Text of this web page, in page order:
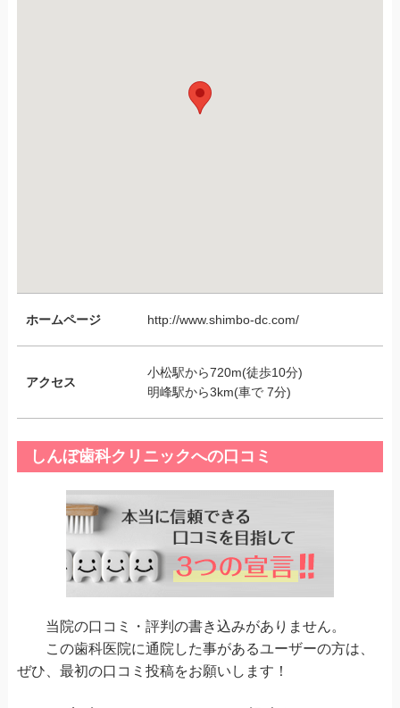
ホームページ http://www.shimbo-dc.com/
アクセス
小松駅から720m(徒歩10分)
明峰駅から3km(車で 7分)
しんぼ歯科クリニックへの口コミ
当院の口コミ・評判の書き込みがありません。
この歯科医院に通院した事があるユーザーの方は、
ぜひ、最初の口コミ投稿をお願いします！